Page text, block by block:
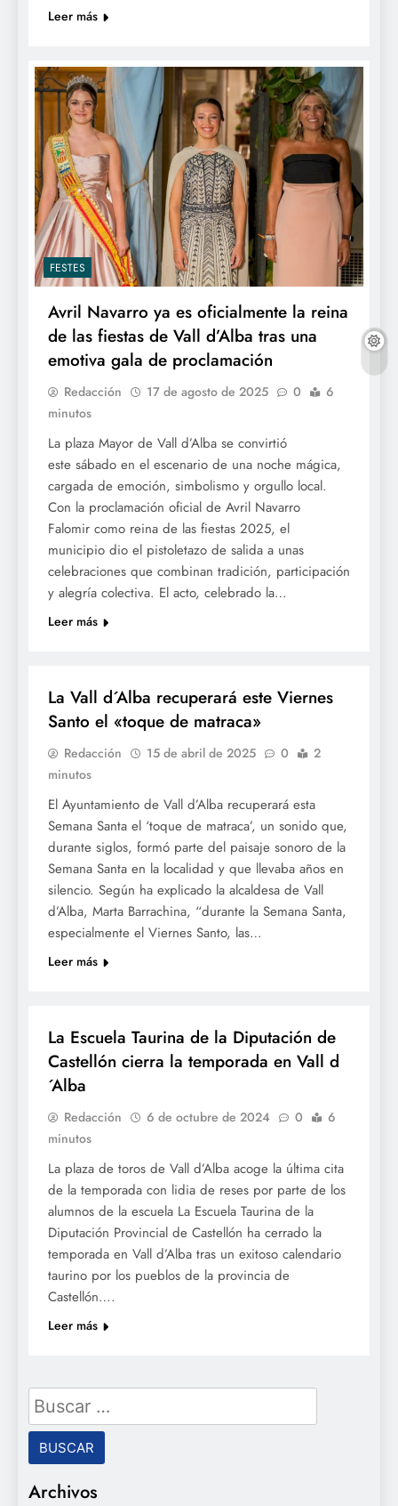
Leer más
FESTES
Avril Navarro ya es oficialmente la reina
de las fiestas de Vall d’Alba tras una
emotiva gala de proclamación
Redacción 17 de agosto de 2025 0
6
minutos
La plaza Mayor de Vall d’Alba se convirtió
este sábado en el escenario de una noche mágica,
cargada de emoción, simbolismo y orgullo local.
Con la proclamación oficial de Avril Navarro
Falomir como reina de las fiestas 2025, el
municipio dio el pistoletazo de salida a unas
celebraciones que combinan tradición, participación
y alegría colectiva. El acto, celebrado la…
Leer más
La Vall d´Alba recuperará este Viernes
Santo el «toque de matraca»
Redacción 15 de abril de 2025 0
2
minutos
El Ayuntamiento de Vall d’Alba recuperará esta
Semana Santa el ‘toque de matraca’, un sonido que,
durante siglos, formó parte del paisaje sonoro de la
Semana Santa en la localidad y que llevaba años en
silencio. Según ha explicado la alcaldesa de Vall
d’Alba, Marta Barrachina, “durante la Semana Santa,
especialmente el Viernes Santo, las…
Leer más
La Escuela Taurina de la Diputación de
Castellón cierra la temporada en Vall d
´Alba
Redacción 6 de octubre de 2024 0
6
minutos
La plaza de toros de Vall d’Alba acoge la última cita
de la temporada con lidia de reses por parte de los
alumnos de la escuela La Escuela Taurina de la
Diputación Provincial de Castellón ha cerrado la
temporada en Vall d’Alba tras un exitoso calendario
taurino por los pueblos de la provincia de
Castellón….
Leer más
Buscar:
Archivos